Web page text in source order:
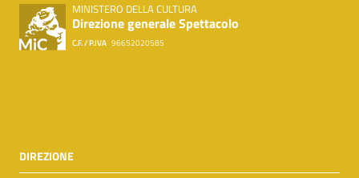
MINISTERO DELLA CULTURA
Direzione generale Spettacolo
C.F. / P.IVA 96652020585
DIREZIONE